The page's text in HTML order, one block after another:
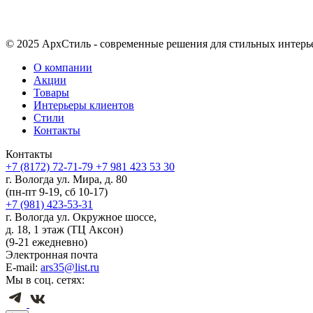
© 2025 АрхСтиль - современные решения для стильных
О компании
Акции
Товары
Интерьеры клиентов
Стили
Контакты
Контакты
+7 (8172) 72-71-79 +7 981 423 53 30
г. Вологда ул. Мира, д. 80
(пн-пт 9-19, сб 10-17)
+7 (981) 423-53-31
г. Вологда ул. Окружное шоссе,
д. 18, 1 этаж (ТЦ Аксон)
(9-21 ежедневно)
Электронная почта
E-mail: ars35@list.ru
Мы в соц. сетях: